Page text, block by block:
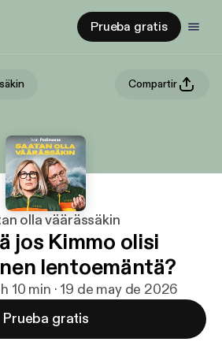
Prueba gratis
Compartir
olla väärässäkin
jos Kimmo olisi
lentoemäntä?
h 10 min · 19 de may de 2026
Prueba gratis